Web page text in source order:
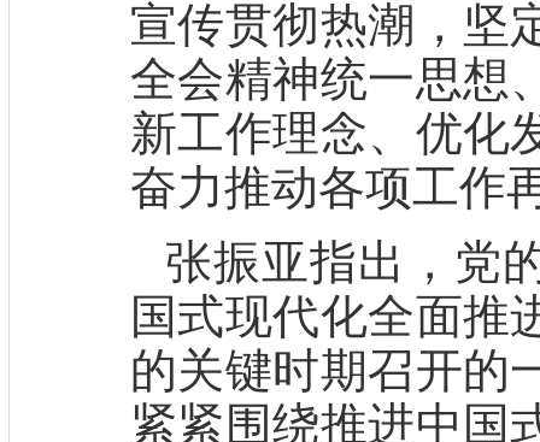
宣传贯彻热潮，坚
全会精神统一思想
新工作理念、优化
奋力推动各项工作
张振亚指出，党
国式现代化全面推
的关键时期召开的
紧紧围绕推进中国